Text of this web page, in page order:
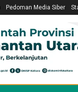
Pedoman Media Siber